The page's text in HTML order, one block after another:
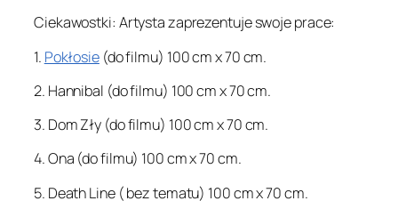
Ciekawostki: Artysta zaprezentuje swoje prace:
1. Pokłosie(do filmu) 100 cm x 70 cm.
2. Hannibal (do filmu) 100 cm x 70 cm.
3. Dom Zły (do filmu) 100 cm x 70 cm.
4. Ona (do filmu) 100 cm x 70 cm.
5. Death Line ( bez tematu) 100 cm x 70 cm.